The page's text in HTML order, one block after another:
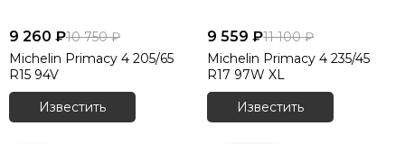
9 260 ₽10 750 ₽
Michelin Primacy 4 205/65
R15 94V
Известить
9 559 ₽11 100 ₽
Michelin Primacy 4 235/45
R17 97W XL
Известить